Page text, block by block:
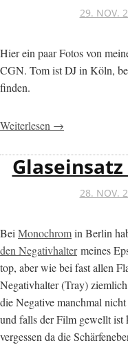
29. NOV.
Hier ein paar Fotos von
CGN. Tom ist DJ in Köln,
finden.
Weiterlesen →
28. NOV.
Bei Monochromin Berlin
den Negativhaltermeines
top, aber wie bei fast allen
Negativhalter (Tray)
die Negative manchmal
und falls der Film gewellt ist
vergessen da die